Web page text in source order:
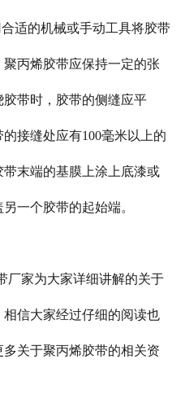
适的机械或手动工具将胶带
丙烯胶带应保持一定的张
带时，胶带的侧缝应平
接缝处应有100毫米以上的
末端的基膜上涂上底漆或
一个胶带的起始端。
厂家为大家详细讲解的关于
信大家经过仔细的阅读也
关于聚丙烯胶带的相关资